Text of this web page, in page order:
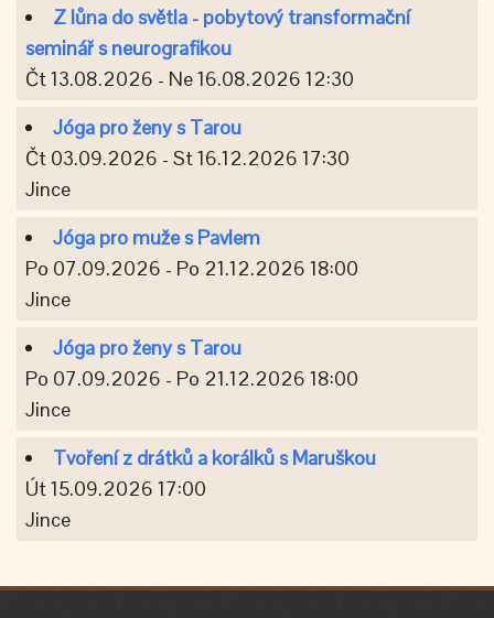
Z lůna do světla - pobytový transformační
seminář s neurografikou
Čt 13.08.2026 - Ne 16.08.2026 12:30
Jóga pro ženy s Tarou
Čt 03.09.2026 - St 16.12.2026 17:30
Jince
Jóga pro muže s Pavlem
Po 07.09.2026 - Po 21.12.2026 18:00
Jince
Jóga pro ženy s Tarou
Po 07.09.2026 - Po 21.12.2026 18:00
Jince
Tvoření z drátků a korálků s Maruškou
Út 15.09.2026 17:00
Jince